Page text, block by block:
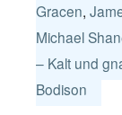
Gracen,
Michael
– Kalt und
Bodison